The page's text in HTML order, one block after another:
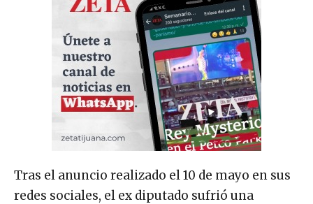
Tras el anuncio realizado el 10 de mayo en sus
redes sociales, el ex diputado sufrió una